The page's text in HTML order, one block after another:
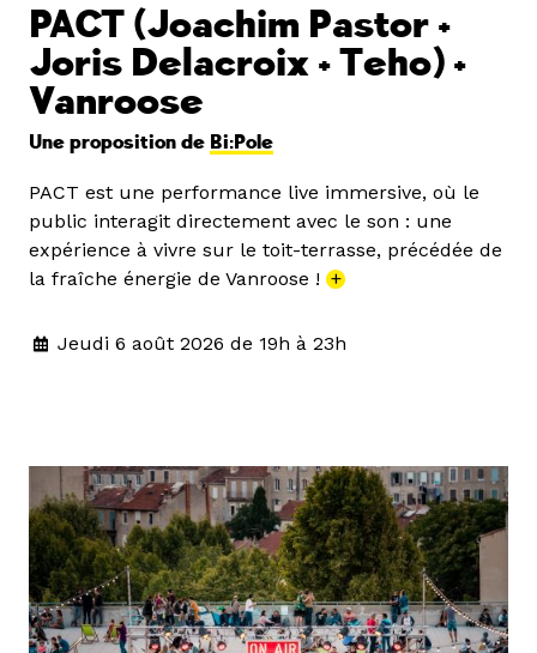
PACT (Joachim Pastor +
Joris Delacroix + Teho) +
Vanroose
Une proposition de Bi:Pole
PACT est une performance live immersive, où le
public interagit directement avec le son : une
expérience à vivre sur le toit-terrasse, précédée de
la fraîche énergie de Vanroose ! +
Jeudi 6 août 2026 de 19h à 23h